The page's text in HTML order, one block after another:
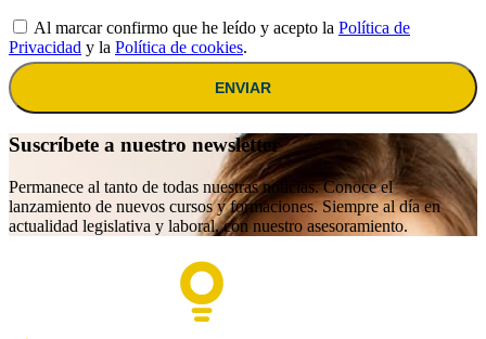
Al marcar confirmo que he leído y acepto la Política de
Privacidad y la Política de cookies.
ENVIAR
Suscríbete a nuestro newsletter
Permanece al tanto de todas nuestras noticias. Conoce el
lanzamiento de nuevos cursos y formaciones. Siempre al día en
actualidad legislativa y laboral, con nuestro asesoramiento.